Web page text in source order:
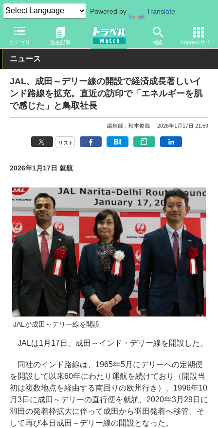
Powered by Translate
カテゴリ 過去記事 検索 Impressサイト
トラベル Watch 企業・政府・官庁 国内エアライン JAL
ニュース
JAL、成田～デリー線の開設で経済成長著しいイ
ンド路線を拡充。直近の訪印で「エネルギーを肌
で感じた」と鳥取社長
編集部：松本俊哉 2026年1月17日 21:59
リスト
2026年1月17日 就航
JALが成田～デリー線を開設
JALは1月17日、成田～インド・デリー線を開設した。
同社のインド路線は、1965年5月にデリーへの定期便
を開設して以来60年にわたり運航を続けており（開設当
初は複数地点を経由する南回りの欧州行き）、1996年10
月3日に成田～デリーの直行便を就航、2020年3月29日に
羽田の発着枠拡大に伴って成田から羽田発着へ移管、そ
して再び本日成田～デリー線の開設となった。